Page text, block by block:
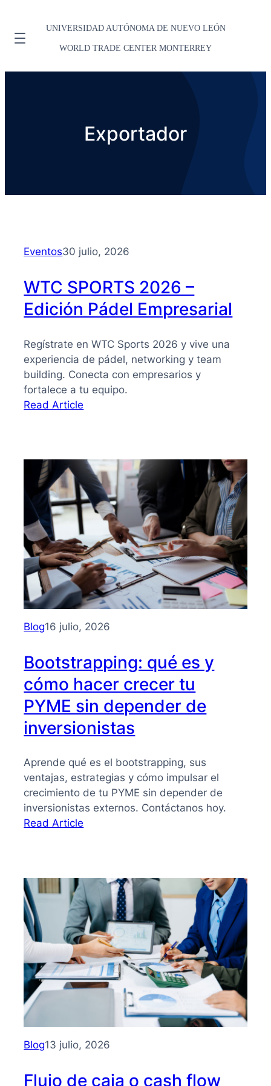
UNIVERSIDAD AUTÓNOMA DE NUEVO LEÓN
WORLD TRADE CENTER MONTERREY
Exportador
Eventos30 julio, 2026
WTC SPORTS 2026 –
Edición Pádel Empresarial
Regístrate en WTC Sports 2026 y vive una
experiencia de pádel, networking y team
building. Conecta con empresarios y
fortalece a tu equipo.
Read Article
–
Edición
Pádel
Empresarial
Blog16 julio, 2026
Bootstrapping: qué es y
cómo hacer crecer tu
PYME sin depender de
inversionistas
Aprende qué es el bootstrapping, sus
ventajas, estrategias y cómo impulsar el
crecimiento de tu PYME sin depender de
inversionistas externos. Contáctanos hoy.
Read Article
y
cómo
hacer
crecer
tu
PYME
sin
depender
inversionistas
Blog13 julio, 2026
Flujo de caja o cash flow